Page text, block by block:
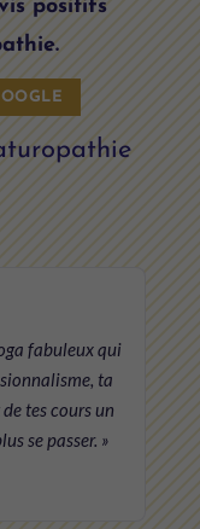
positifs
fabuleux qui
ta
tes cours un
se passer. »